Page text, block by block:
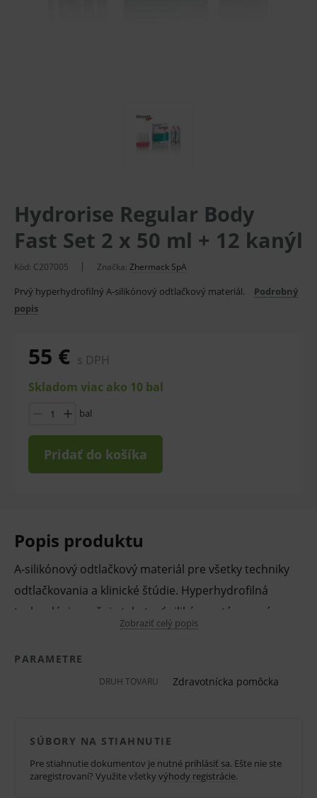
Hydrorise Regular Body
Fast Set 2 x 50 ml + 12 kanýl
Kód: C207005 Značka: Zhermack SpA
Prvý hyperhydrofilný A-silikónový odtlačkový materiál.
Podrobný
popis
55 € s DPH
Skladom viac ako 10 bal
bal
Pridať do košíka
Popis produktu
A-silikónový odtlačkový materiál pre všetky techniky
odtlačkovania a klinické štúdie. Hyperhydrofilná
technológia zvyšuje tekutosť silikónu a tým sa výrazne
zlepšuje kvalita odtlačku. Odtlačková hmota zaručuje
presnú reprodukciu detailov aj v menej prístupných
miestach. Hmota je tixotropná a odolná proti
Obsah:
2 x 50 ml kartuša
Zobraziť celý popis
PARAMETRE
DRUH TOVARU Zdravotnícka pomôcka
SÚBORY NA STIAHNUTIE
Pre stiahnutie dokumentov je nutné prihlásiť sa. Ešte nie ste
zaregistrovaní? Využite všetky výhody registrácie.